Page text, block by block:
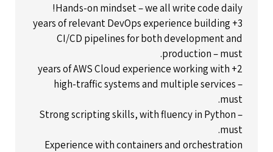
Hands-on mindset – we all write code daily!
3+ years of relevant DevOps experience building
CI/CD pipelines for both development and
production – must.
2+ years of AWS Cloud experience working with
high-traffic systems and multiple services –
must.
Strong scripting skills, with fluency in Python –
must.
Experience with containers and orchestration